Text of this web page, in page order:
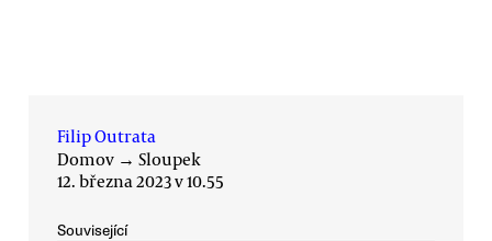
Filip Outrata
Domov → Sloupek
12. března 2023 v 10.55
Související